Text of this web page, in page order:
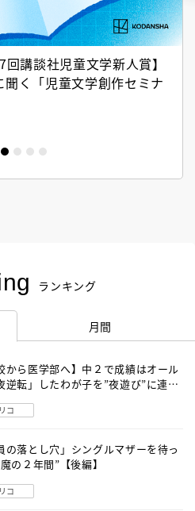
講談社児童文学新人賞】
く「児童文学創作セミナ
ランキング
月間
から医学部へ】中２で成績はオール
逆転」したわが子を”夜遊び”に連れ
コ
の落とし穴」シングルマザーを待っ
の２年間”【後編】
コ